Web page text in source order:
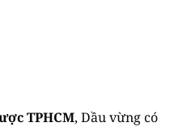
TPHCM, Dầu vừng có